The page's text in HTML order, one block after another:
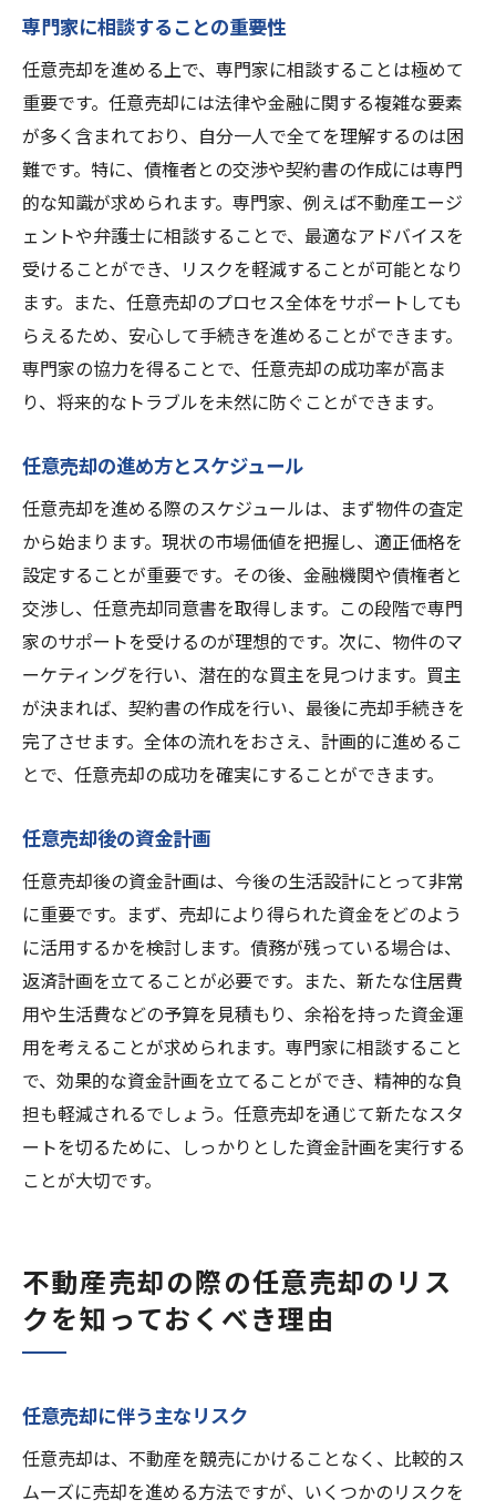
専門家に相談することの重要性
任意売却を進める上で、専門家に相談することは極めて
重要です。任意売却には法律や金融に関する複雑な要素
が多く含まれており、自分一人で全てを理解するのは困
難です。特に、債権者との交渉や契約書の作成には専門
的な知識が求められます。専門家、例えば不動産エージ
ェントや弁護士に相談することで、最適なアドバイスを
受けることができ、リスクを軽減することが可能となり
ます。また、任意売却のプロセス全体をサポートしても
らえるため、安心して手続きを進めることができます。
専門家の協力を得ることで、任意売却の成功率が高ま
り、将来的なトラブルを未然に防ぐことができます。
任意売却の進め方とスケジュール
任意売却を進める際のスケジュールは、まず物件の査定
から始まります。現状の市場価値を把握し、適正価格を
設定することが重要です。その後、金融機関や債権者と
交渉し、任意売却同意書を取得します。この段階で専門
家のサポートを受けるのが理想的です。次に、物件のマ
ーケティングを行い、潜在的な買主を見つけます。買主
が決まれば、契約書の作成を行い、最後に売却手続きを
完了させます。全体の流れをおさえ、計画的に進めるこ
とで、任意売却の成功を確実にすることができます。
任意売却後の資金計画
任意売却後の資金計画は、今後の生活設計にとって非常
に重要です。まず、売却により得られた資金をどのよう
に活用するかを検討します。債務が残っている場合は、
返済計画を立てることが必要です。また、新たな住居費
用や生活費などの予算を見積もり、余裕を持った資金運
用を考えることが求められます。専門家に相談すること
で、効果的な資金計画を立てることができ、精神的な負
担も軽減されるでしょう。任意売却を通じて新たなスタ
ートを切るために、しっかりとした資金計画を実行する
ことが大切です。
不動産売却の際の任意売却のリス
クを知っておくべき理由
任意売却に伴う主なリスク
任意売却は、不動産を競売にかけることなく、比較的ス
ムーズに売却を進める方法ですが、いくつかのリスクを